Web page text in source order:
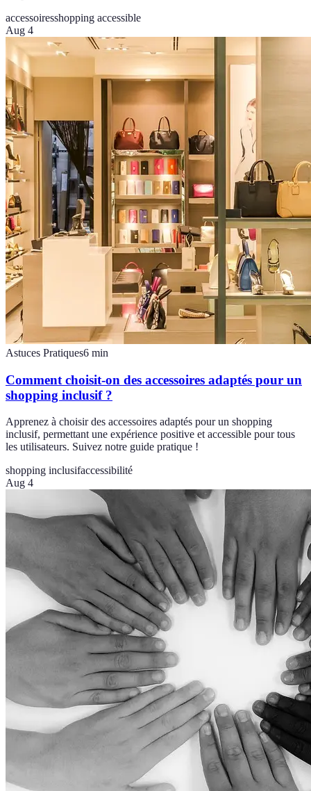
accessoiresshopping accessible
Aug 4
Astuces Pratiques6 min
Comment choisit-on des accessoires adaptés pour un
shopping inclusif ?
Apprenez à choisir des accessoires adaptés pour un shopping
inclusif, permettant une expérience positive et accessible pour tous
les utilisateurs. Suivez notre guide pratique !
shopping inclusifaccessibilité
Aug 4